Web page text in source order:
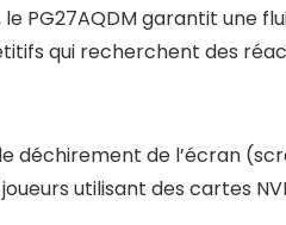
PG27AQDM garantit une
qui recherchent des
déchirement de l’écran
utilisant des cartes